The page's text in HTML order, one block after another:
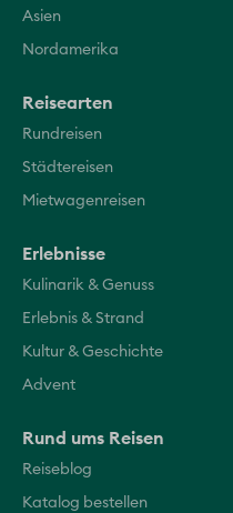
Asien
Nordamerika
Reisearten
Rundreisen
Städtereisen
Mietwagenreisen
Erlebnisse
Kulinarik & Genuss
Erlebnis & Strand
Kultur & Geschichte
Advent
Rund ums Reisen
Reiseblog
Katalog bestellen